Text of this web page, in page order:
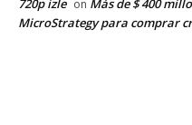
720p izle on Más de $ 400
MicroStrategy para comprar